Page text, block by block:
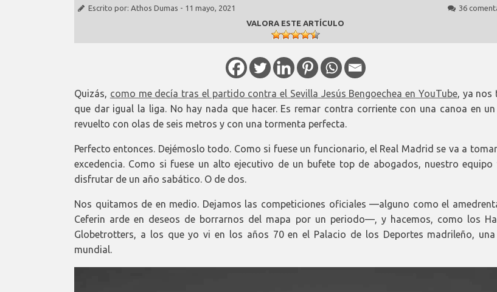
Escrito por: Athos Dumas - 11 mayo, 2021
36
VALORA ESTE ARTÍCULO
Quizás, como me decía tras el partido contra el Sevilla Jesús Bengoechea en YouTube, ya nos
que dar igual la liga. No hay nada que hacer. Es remar contra corriente con una canoa en
revuelto con olas de seis metros y con una tormenta perfecta.
Perfecto entonces. Dejémoslo todo. Como si fuese un funcionario, el Real Madrid se va a
excedencia. Como si fuese un alto ejecutivo de un bufete top de abogados, nuestro equipo
disfrutar de un año sabático. O de dos.
Nos quitamos de en medio. Dejamos las competiciones oficiales —alguno como el
Ceferin arde en deseos de borrarnos del mapa por un periodo—, y hacemos, como los
Globetrotters, a los que yo vi en los años 70 en el Palacio de los Deportes madrileño,
mundial.